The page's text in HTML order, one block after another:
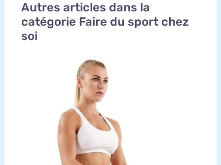
Autres articles dans la
catégorie Faire du sport chez
soi